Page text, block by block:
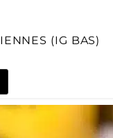
(IG BAS)